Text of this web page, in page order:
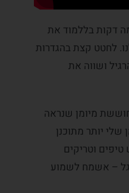
דקות בללמוד את
לחטט קצת בהגדרות
ושווה את
מיומן שנראה
שלי יותר מתוכנן
טיפים וטריקים
– אשמח לשמוע